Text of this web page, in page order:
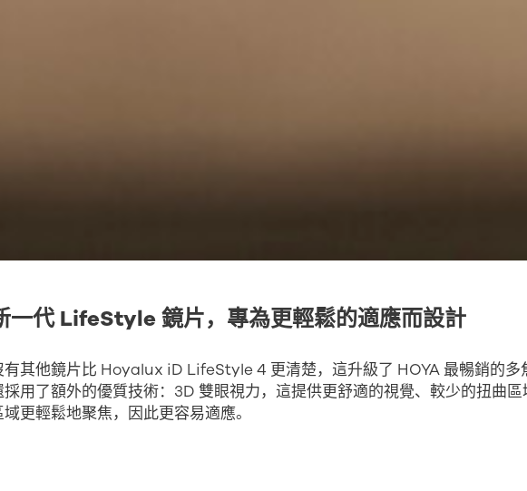
一代 LifeStyle 鏡片，專為更輕鬆的適應而設計
有其他鏡片比 Hoyalux iD LifeStyle 4 更清楚，這升級了 HOYA 最暢銷的多
採用了額外的優質技術：3D 雙眼視力，這提供更舒適的視覺、較少的扭曲
域更輕鬆地聚焦，因此更容易適應。